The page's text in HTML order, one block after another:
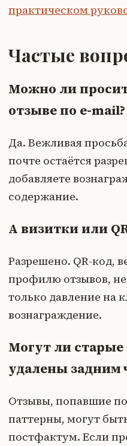
практическом
Частые
Можно ли
отзыве по e-mail?
Да. Вежливая
почте остаётся
добавляете
содержание.
А визитки или
Разрешено. QR-код,
профилю отзывов,
только давление на
вознаграждение.
Могут ли
удалены задним
Отзывы, попавшие
паттерны, могут
постфактум. Если